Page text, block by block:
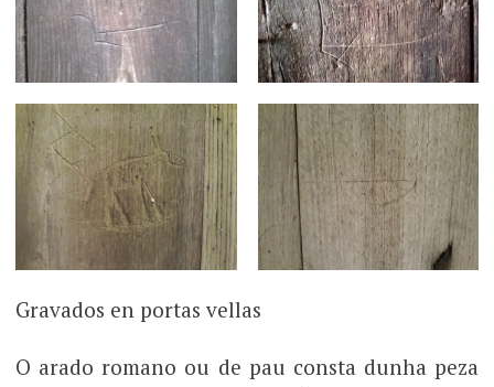
Gravados en portas vellas
O arado romano ou de pau consta dunha peza